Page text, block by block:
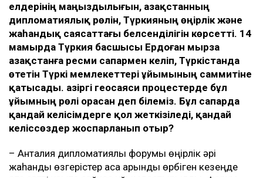
елдерінің маңыздылығын, Қазақстанның
дипломатиялық рөлін, Түркияның өңірлік және
жаһандық саясаттағы белсенділігін көрсетті. 14
мамырда Түркия басшысы Ердоған мырза
Қазақстанға ресми сапармен келіп, Түркістанда
өтетін Түркі мемлекеттері ұйымының саммитіне
қатысады. Қазіргі геосаяси процестерде бұл
ұйымның рөлі орасан деп білеміз. Бұл сапарда
қандай келісімдерге қол жеткізіледі, қандай
келіссөздер жоспарланып отыр?
– Анталия дипломатиялық форумы өңірлік әрі
жаһандық өзгерістер аса қарқынды өрбіген кезеңде